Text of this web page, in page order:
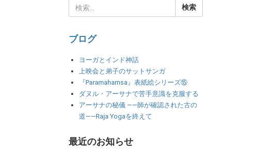
ブログ
ヨーガとインド神話
上映会と弟子のサットサンガ
『Paramahamsa』表紙絵シリーズ⑮
ダヌル・アーサナで苦手意識を克服する
アーサナの秘儀 ――師が確認された古の
道――Raja Yogaを終えて
最近のお知らせ